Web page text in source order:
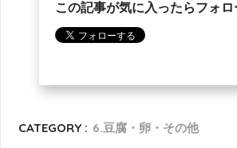
この記事が気に入ったらフォロ
CATEGORY : 6.豆腐・卵・その他